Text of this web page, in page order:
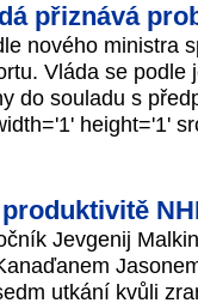
přiznává
nového ministra
Vláda se
do souladu s
height='1'
Jevgenij
utkání kvůli